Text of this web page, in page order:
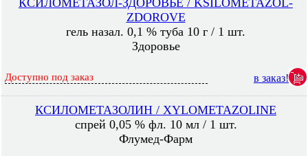
КСИЛОМЕТАЗОЛ-ЗДОРОВЬЕ / KSILOMETAZOL-
ZDOROVE
гель назал. 0,1 % туба 10 г / 1 шт.
Здоровье
Доступно под заказ в заказ!
КСИЛОМЕТАЗОЛИН / XYLOMETAZOLINE
спрей 0,05 % фл. 10 мл / 1 шт.
Флумед-Фарм